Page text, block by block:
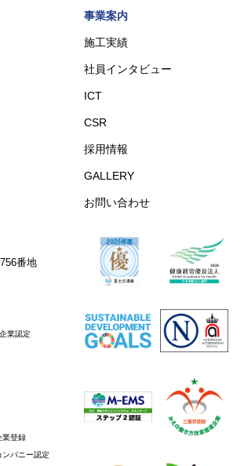
事業案内
施工実績
社員インタビュー
ICT
CSR
採用情報
GALLERY
お問い合わせ
番地
業認定
業登録
ンパニー認定